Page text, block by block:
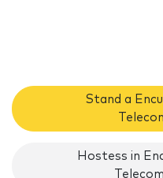
Stand a
Hostess in